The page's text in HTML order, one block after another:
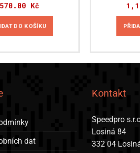
570.00 Kč
DO KOŠÍKU
dat
Kontakt
Speedpro
Losiná 84
332 04